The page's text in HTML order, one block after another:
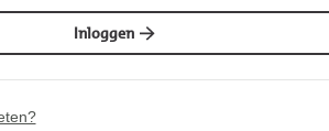
Inloggen